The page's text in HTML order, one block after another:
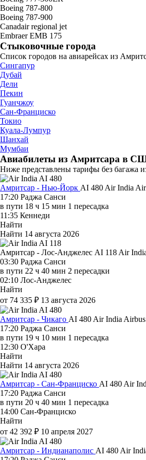
Boeing 787-800
Boeing 787-900
Canadair regional jet
Embraer EMB 175
Стыковочные города
Список городов на авиарейсах из
Сингапур
Дубай
Дели
Пекин
Гуанчжоу
Сан-Франциско
Токио
Куала-Лумпур
Шанхай
Мумбаи
Авиабилеты из Амритсара в
Ниже представлены тарифы без багажа
Амритсар - Нью-Йорк AI 480 Air India
17:20 Раджа Санси
в пути 18 ч 15 мин 1 пересадка
11:35 Кеннеди
Найти
Найти 14 августа 2026
Амритсар - Лос-Анджелес AI 118 Air
03:30 Раджа Санси
в пути 22 ч 40 мин 2 пересадки
02:10 Лос-Анджелес
Найти
от 74 335 ₽ 13 августа 2026
Амритсар - Чикаго AI 480 Air India
17:20 Раджа Санси
в пути 19 ч 10 мин 1 пересадка
12:30 О'Хара
Найти
Найти 14 августа 2026
Амритсар - Сан-Франциско AI 480 Air
17:20 Раджа Санси
в пути 20 ч 40 мин 1 пересадка
14:00 Сан-Франциско
Найти
от 42 392 ₽ 10 апреля 2027
Амритсар - Индианаполис AI 480 Air